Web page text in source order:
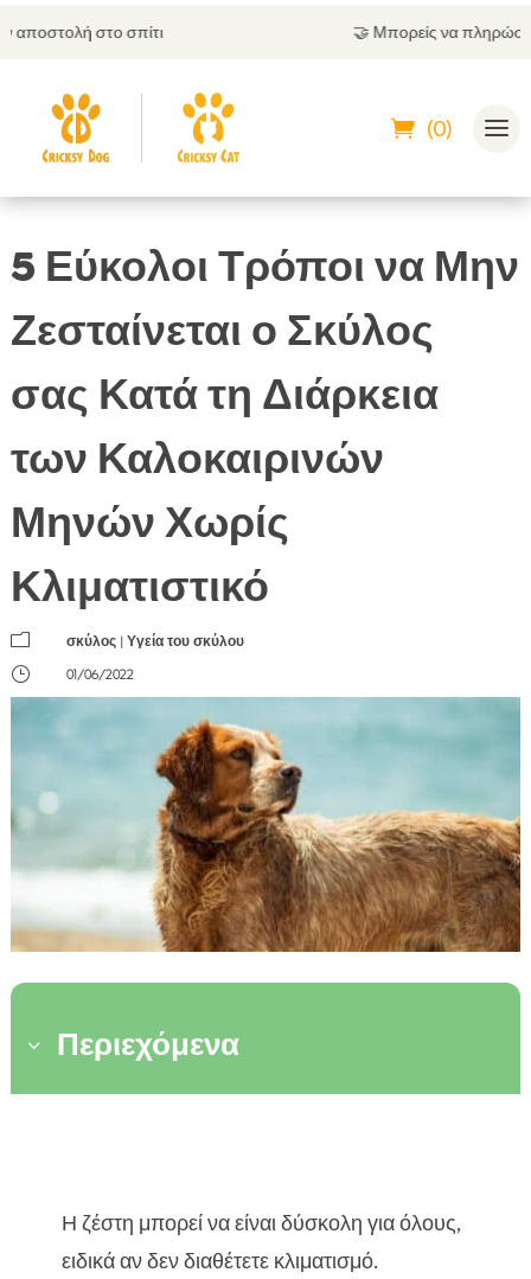
Μπορείς να πληρώσεις και με
(0)
5 Εύκολοι Τρόποι να Μην
Ζεσταίνεται ο Σκύλος
σας Κατά τη Διάρκεια
των Καλοκαιρινών
Μηνών Χωρίς
Κλιματιστικό
m σκύλος |Υγεία του σκύλου
}
01/06/2022
3 Περιεχόμενα
Παραλία και σκύλος: Ασφάλεια στο νερό –
Οδηγός CricksyDog
Η ζέστη μπορεί να είναι δύσκολη για όλους,
ειδικά αν δεν διαθέτετε κλιματισμό.